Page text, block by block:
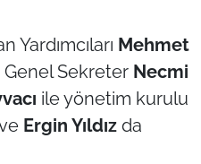
Mehmet
Genel Sekreter Necmi
ile yönetim kurulu
Ergin Yıldızda